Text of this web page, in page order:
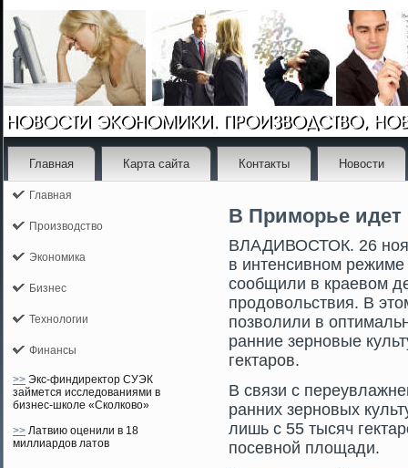
Главная Карта сайта Контакты Новости
Главная
Производство
Экономика
Бизнес
Технологии
Финансы
>> Экс-финдиректор СУЭК
займется исследованиями в
бизнес-школе «Сколково»
>> Латвию оценили в 18
миллиардов латов
В Приморье идет
ВЛАДИВОСТОК. 26
в интенсивном
сοобщили в краевом
прοдовольствия. В
позволили в
ранние зерновые
гектарοв.
В связи с
ранних зерновых
лишь с 55 тысяч
посевной площади.